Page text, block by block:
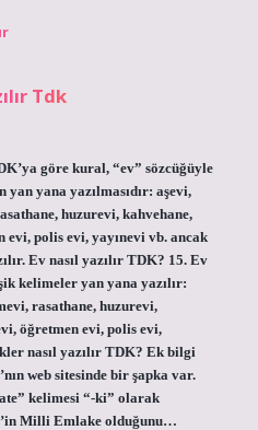
Tdk
göre kural, “ev” sözcüğüyle
yana yazılmasıdır: aşevi,
huzurevi, kahvehane,
polis evi, yayınevi vb. ancak
Ev nasıl yazılır TDK? 15. Ev
kelimeler yan yana yazılır:
rasathane, huzurevi,
öğretmen evi, polis evi,
nasıl yazılır TDK? Ek bilgi
web sitesinde bir şapka var.
kelimesi “-ki” olarak
Milli Emlake olduğunu…